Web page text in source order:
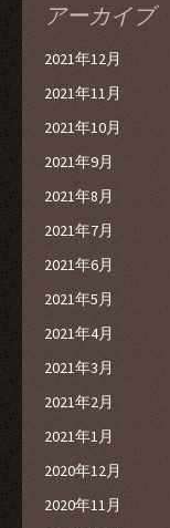
アーカイブ
2021年12月
2021年11月
2021年10月
2021年9月
2021年8月
2021年7月
2021年6月
2021年5月
2021年4月
2021年3月
2021年2月
2021年1月
2020年12月
2020年11月